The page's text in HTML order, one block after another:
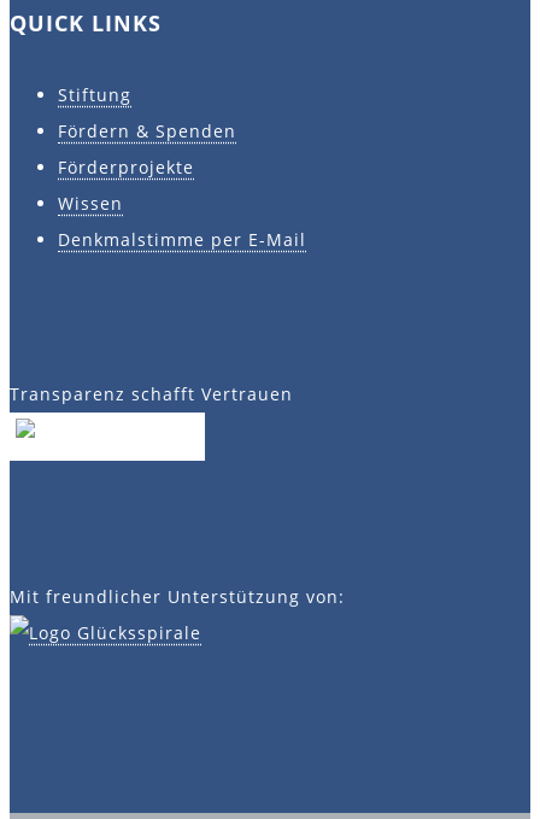
QUICK LINKS
Stiftung
Fördern & Spenden
Förderprojekte
Wissen
Denkmalstimme per E-Mail
Transparenz schafft Vertrauen
Mit freundlicher Unterstützung von: